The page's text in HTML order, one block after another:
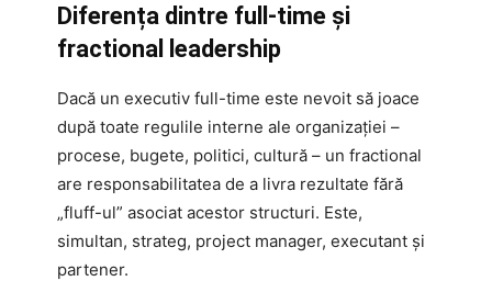
Diferența dintre full-time și
fractional leadership
Dacă un executiv full-time este nevoit să joace
după toate regulile interne ale organizației –
procese, bugete, politici, cultură – un fractional
are responsabilitatea de a livra rezultate fără
„fluff-ul” asociat acestor structuri. Este,
simultan, strateg, project manager, executant și
partener.